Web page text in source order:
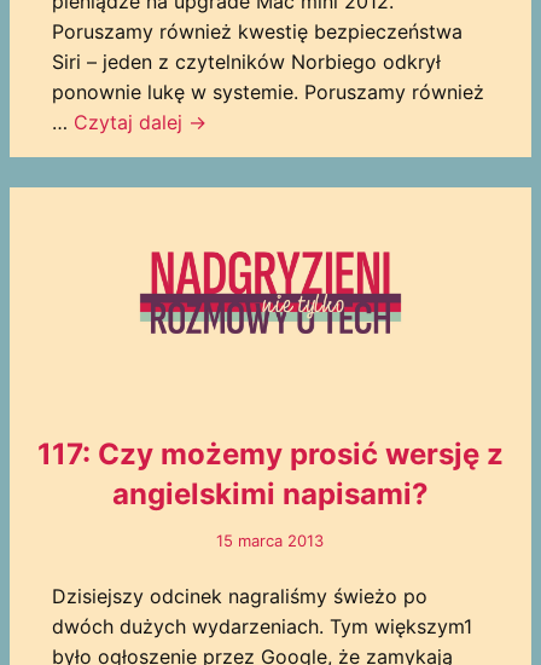
Poruszamy również kwestię bezpieczeństwa
Siri – jeden z czytelników Norbiego odkrył
ponownie lukę w systemie. Poruszamy również
… Czytaj dalej →
117: Czy możemy prosić wersję z
angielskimi napisami?
15 marca 2013
Dzisiejszy odcinek nagraliśmy świeżo po
dwóch dużych wydarzeniach. Tym większym1
było ogłoszenie przez Google, że zamykają